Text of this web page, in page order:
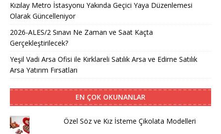
Kızılay Metro İstasyonu Yakında Geçici Yaya Düzenlemesi
Olarak Güncelleniyor
2026-ALES/2 Sınavı Ne Zaman ve Saat Kaçta
Gerçekleştirilecek?
Yeşil Vadi Arsa Ofisi ile Kırklareli Satılık Arsa ve Edirne Satılık
Arsa Yatırım Fırsatları
EN ÇOK OKUNANLAR
Özel Söz ve Kız İsteme Çikolata Modelleri